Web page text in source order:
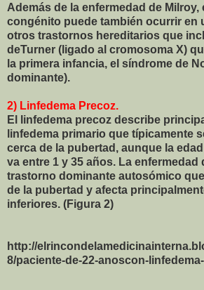
Además de la enfermedad de Milroy,
congénito puede también ocurrir en
otros trastornos hereditarios que
deTurner (ligado al cromosoma X)
la primera infancia, el síndrome de
dominante).
2) Linfedema Precoz.
El linfedema precoz describe
linfedema primario que típicamente
cerca de la pubertad, aunque la
va entre 1 y 35 años. La enfermedad
trastorno dominante autosómico
de la pubertad y afecta
inferiores. (Figura 2)
http://
8/paciente-de-22-anoscon-